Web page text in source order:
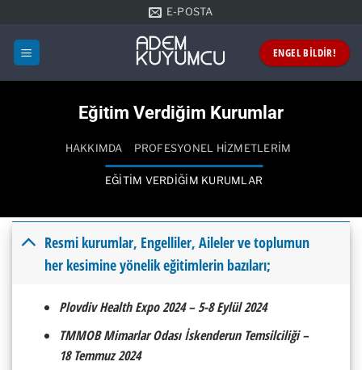
E-POSTA
ENGEL BİLDİR!
Eğitim Verdiğim Kurumlar
HAKKIMDA PROFESYONEL HIZMETLERIM
EĞITIM VERDIĞIM KURUMLAR
Resmi kurumlar, Engelliler, Aileler ve toplumun
her kesimine yönelik eğitimlerin bazıları;
Plovdiv Health Expo 2024 – 5-8 Eylül 2024
TMMOB Mimarlar Odası İskenderun Temsilciliği –
18 Temmuz 2024